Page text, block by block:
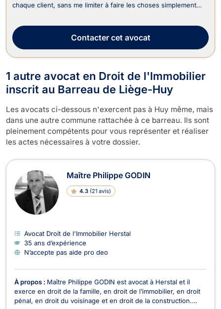
chaque client, sans me limiter à faire les choses simplement
compréhension. C’est pour ...
Contactercet avocat
1 autre avocat en Droit de l'Immobilier
inscrit au Barreau de Liège-Huy
Les avocats ci-dessous n'exercent pas à Huy même, mais
dans une autre commune rattachée à ce barreau. Ils sont
pleinement compétents pour vous représenter et réaliser
les actes nécessaires à votre dossier.
Maître Philippe GODIN
4.3 (21 avis)
Avocat Droit de l'Immobilier Herstal
35 ans d’expérience
N’accepte pas aide pro deo
À propos : Maître Philippe GODIN est avocat à Herstal et il
exerce en droit de la famille, en droit de l’immobilier, en droit
pénal, en droit du voisinage et en droit de la construction.